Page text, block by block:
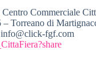
Commerciale
Torreano di
fgf.com